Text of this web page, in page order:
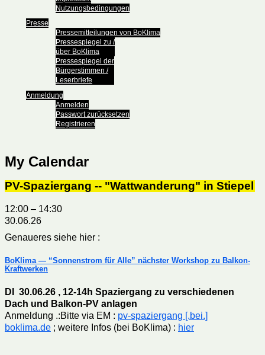
Nutzungsbedingungen
Presse
Pressemitteilungen von BoKlima
Pressespiegel zu /
über BoKlima
Pressespiegel der
Bürgerstimmen /
Leserbriefe
Anmeldung
Anmelden
Passwort zurücksetzen
Registrieren
My Calendar
PV-Spaziergang -- "Wattwanderung" in Stiepel
12:00 – 14:30
30.06.26
Genaueres siehe hier :
BoKlima — “Sonnenstrom für Alle” nächster Workshop zu Balkon-
Kraftwerken
DI 30.06.26 , 12-14h Spaziergang zu verschiedenen
Dach und Balkon-PV anlagen
Anmeldung .:Bitte via EM : pv-spaziergang [.bei.]
boklima.de ; weitere Infos (bei BoKlima) : hier